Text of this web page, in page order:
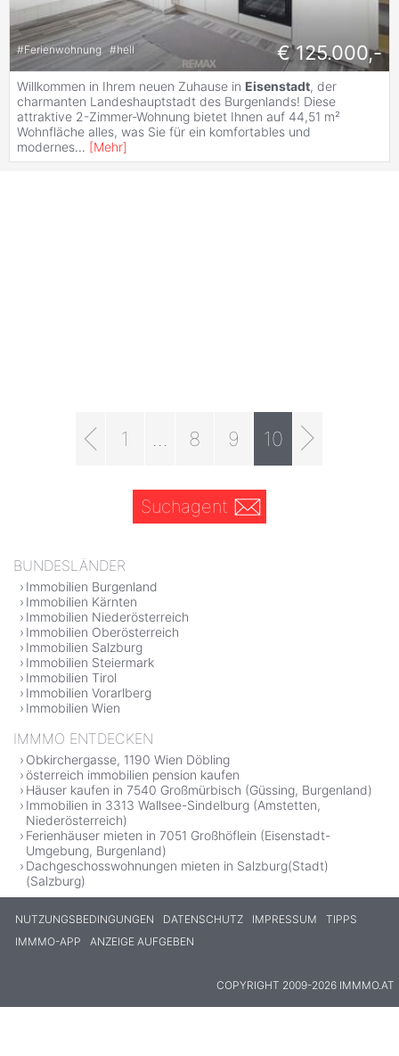
#Ferienwohnung #hell € 125.000,-
Willkommen in Ihrem neuen Zuhause in Eisenstadt, der
charmanten Landeshauptstadt des Burgenlands! Diese
attraktive 2-Zimmer-Wohnung bietet Ihnen auf 44,51 m²
Wohnfläche alles, was Sie für ein komfortables und
modernes... [Mehr]
1 8 9 10
Suchagent
BUNDESLÄNDER
Immobilien Burgenland
Immobilien Kärnten
Immobilien Niederösterreich
Immobilien Oberösterreich
Immobilien Salzburg
Immobilien Steiermark
Immobilien Tirol
Immobilien Vorarlberg
Immobilien Wien
IMMMO ENTDECKEN
Obkirchergasse, 1190 Wien Döbling
österreich immobilien pension kaufen
Häuser kaufen in 7540 Großmürbisch (Güssing, Burgenland)
Immobilien in 3313 Wallsee-Sindelburg (Amstetten,
Niederösterreich)
Ferienhäuser mieten in 7051 Großhöflein (Eisenstadt-
Umgebung, Burgenland)
Dachgeschosswohnungen mieten in Salzburg(Stadt)
(Salzburg)
NUTZUNGSBEDINGUNGEN DATENSCHUTZ IMPRESSUM
TIPPS
IMMMO-APP
ANZEIGE AUFGEBEN
COPYRIGHT 2009-2026 IMMMO.AT